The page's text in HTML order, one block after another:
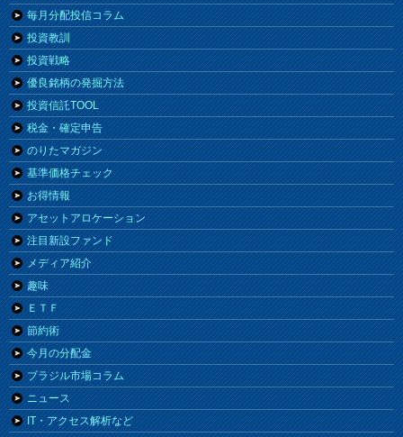
毎月分配投信コラム
投資教訓
投資戦略
優良銘柄の発掘方法
投資信託TOOL
税金・確定申告
のりたマガジン
基準価格チェック
お得情報
アセットアロケーション
注目新設ファンド
メディア紹介
趣味
ＥＴＦ
節約術
今月の分配金
ブラジル市場コラム
ニュース
IT・アクセス解析など